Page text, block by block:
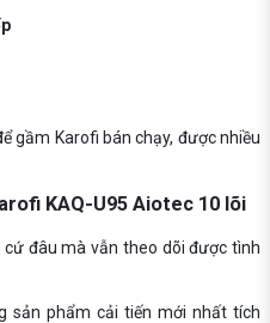
gầm Karofi bán chạy, được nhiều
KAQ-U95 Aiotec 10 lõi
đâu mà vẫn theo dõi được tình
sản phẩm cải tiến mới nhất tích